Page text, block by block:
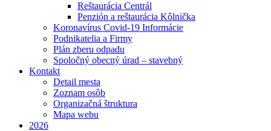
Reštaurácia Centrál
Penzión a reštaurácia Kôlnička
Koronavírus Covid-19 Informácie
Podnikatelia a Firmy
Plán zberu odpadu
Spoločný obecný úrad – stavebný
Kontakt
Detail mesta
Zoznam osôb
Organizačná štruktura
Mapa webu
2026